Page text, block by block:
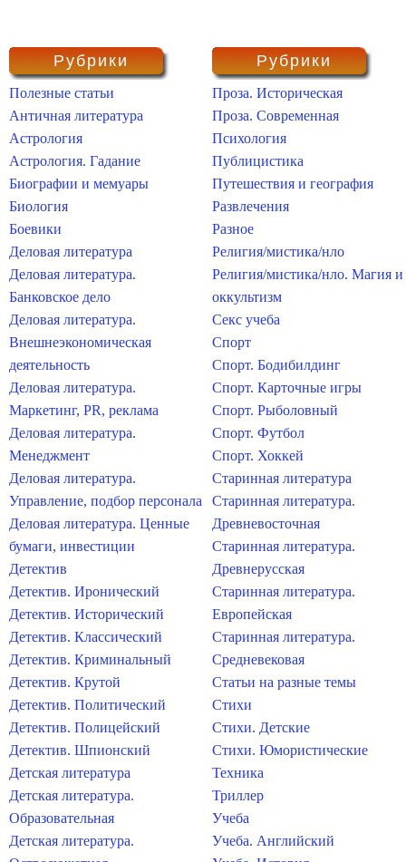
Рубрики
Полезные статьи
Античная литература
Астрология
Астрология. Гадание
Биографии и мемуары
Биология
Боевики
Деловая литература
Деловая литература.
Банковское дело
Деловая литература.
Внешнеэкономическая
деятельность
Деловая литература.
Маркетинг, PR, реклама
Деловая литература.
Менеджмент
Деловая литература.
Управление, подбор персонала
Деловая литература. Ценные
бумаги, инвестиции
Детектив
Детектив. Иронический
Детектив. Исторический
Детектив. Классический
Детектив. Криминальный
Детектив. Крутой
Детектив. Политический
Детектив. Полицейский
Детектив. Шпионский
Детская литература
Детская литература.
Образовательная
Детская литература.
Рубрики
Проза. Историческая
Проза. Современная
Психология
Публицистика
Путешествия и география
Развлечения
Разное
Религия/мистика/нло
Религия/мистика/нло. Магия и
оккультизм
Секс учеба
Спорт
Спорт. Бодибилдинг
Спорт. Карточные игры
Спорт. Рыболовный
Спорт. Футбол
Спорт. Хоккей
Старинная литература
Старинная литература.
Древневосточная
Старинная литература.
Древнерусская
Старинная литература.
Европейская
Старинная литература.
Средневековая
Статьи на разные темы
Стихи
Стихи. Детские
Стихи. Юмористические
Техника
Триллер
Учеба
Учеба. Английский